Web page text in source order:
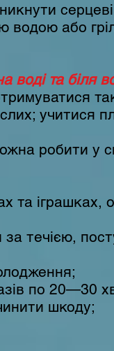
водою або
воді та біля
учитися
робити у
іграшках,
течією,
по 20—30
шкоду;